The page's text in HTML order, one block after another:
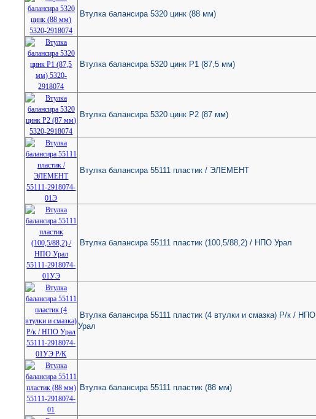
Втулка балансира 5320 цинк (88 мм)
Втулка балансира 5320 цинк Р1 (87,5 мм)
Втулка балансира 5320 цинк Р2 (87 мм)
Втулка балансира 55111 пластик / ЭЛЕМЕНТ
Втулка балансира 55111 пластик (100,5/88,2) / НПО Урал
Втулка балансира 55111 пластик (4 втулки и смазка) Р/к / НПО
Урал
Втулка балансира 55111 пластик (88 мм)